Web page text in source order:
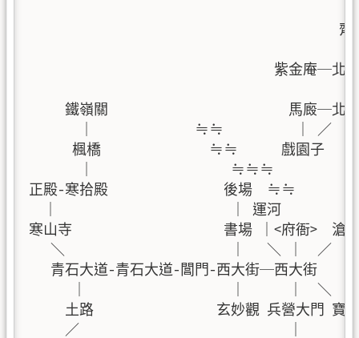
齊
紫金庵─北
鐵嶺關                         馬廄─北
｜              ≒≒          ｜ ／
楓橋               ≒≒      戲園子
｜                   ≒≒≒
正殿-寒拾殿                後場  ≒≒       ｜
｜                        ｜ 運河
寒山寺                     書場 ｜<府衙>  滄浪
＼                       ｜   ＼ ｜  ／
青石大道-青石大道-閶門-西大街─西大街
｜                    ｜      ｜  ＼
土路                 玄妙觀 兵營大門 寶
／                             ｜